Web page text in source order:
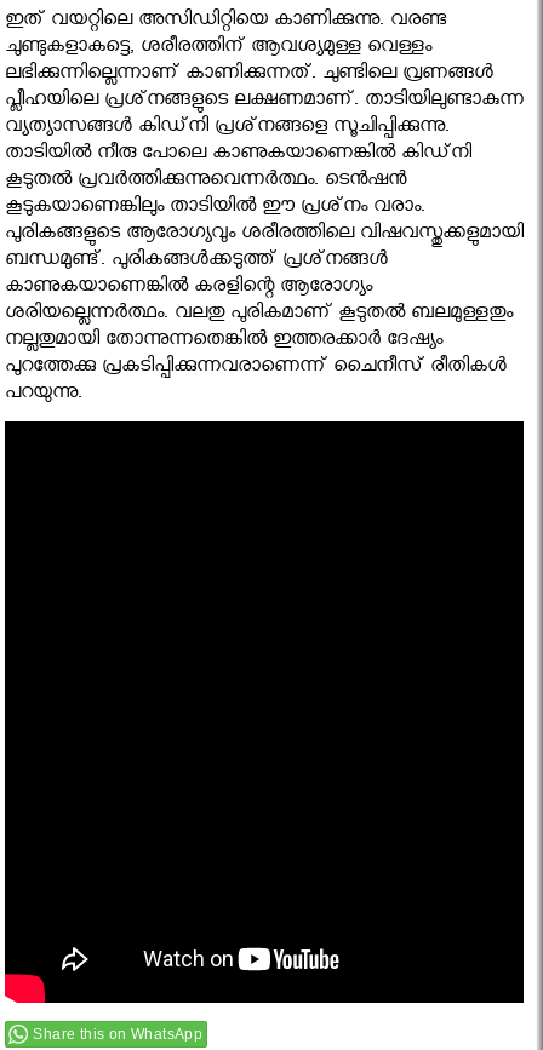
ഇത് വയറ്റിലെ അസിഡിറ്റിയെ കാണിക്കുന്നു. വരണ്ട
ചുണ്ടുകളാകട്ടെ, ശരീരത്തിന് ആവശ്യമുള്ള വെള്ളം
ലഭിക്കുന്നില്ലെന്നാണ് കാണിക്കുന്നത്. ചുണ്ടിലെ വ്രണങ്ങള്‍
പ്ലീഹയിലെ പ്രശ്‌നങ്ങളുടെ ലക്ഷണമാണ്. താടിയിലുണ്ടാകുന്ന
വ്യത്യാസങ്ങള്‍ കിഡ്‌നി പ്രശ്‌നങ്ങളെ സൂചിപ്പിക്കുന്നു.
താടിയില്‍ നീരു പോലെ കാണുകയാണെങ്കില്‍ കിഡ്‌നി
കൂടുതല്‍ പ്രവര്‍ത്തിക്കുന്നുവെന്നര്‍ത്ഥം. ടെന്‍ഷന്‍
കൂടുകയാണെങ്കിലും താടിയില്‍ ഈ പ്രശ്‌നം വരാം.
പുരികങ്ങളുടെ ആരോഗ്യവും ശരീരത്തിലെ വിഷവസ്തുക്കളുമായി
ബന്ധമുണ്ട്. പുരികങ്ങള്‍ക്കടുത്ത് പ്രശ്‌നങ്ങള്‍
കാണുകയാണെങ്കില്‍ കരളിന്റെ ആരോഗ്യം
ശരിയല്ലെന്നര്‍ത്ഥം. വലതു പുരികമാണ് കൂടുതല്‍ ബലമുള്ളതും
നല്ലതുമായി തോന്നുന്നതെങ്കില്‍ ഇത്തരക്കാര്‍ ദേഷ്യം
പുറത്തേക്കു പ്രകടിപ്പിക്കുന്നവരാണെന്ന് ചൈനീസ് രീതികള്‍
പറയുന്നു.
Share this on WhatsApp